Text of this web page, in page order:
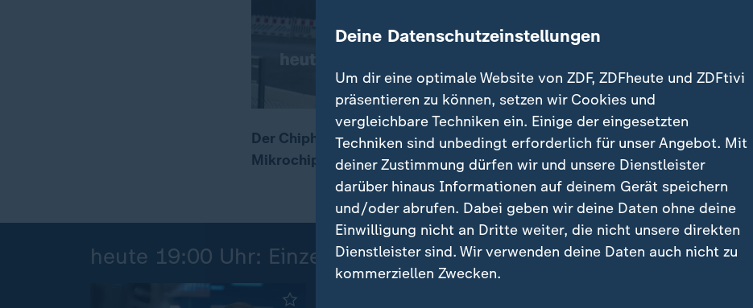
00:15 01:13
Der Chiphersteller Infineon hat in Dresden ein neues Werk zur Produktion
Mikrochips eröffnet. So sollen rund 1.000 Jobs entstehen.
heute 19:00 Uhr: Einzelbeiträge
Deine Datenschutzeinstellungen
Um dir eine optimale Website von ZDF, ZDFheute und ZDFtivi
präsentieren zu können, setzen wir Cookies und
vergleichbare Techniken ein. Einige der eingesetzten
Techniken sind unbedingt erforderlich für unser Angebot. Mit
deiner Zustimmung dürfen wir und unsere Dienstleister
darüber hinaus Informationen auf deinem Gerät speichern
und/oder abrufen. Dabei geben wir deine Daten ohne deine
Einwilligung nicht an Dritte weiter, die nicht unsere direkten
Dienstleister sind. Wir verwenden deine Daten auch nicht zu
kommerziellen Zwecken.